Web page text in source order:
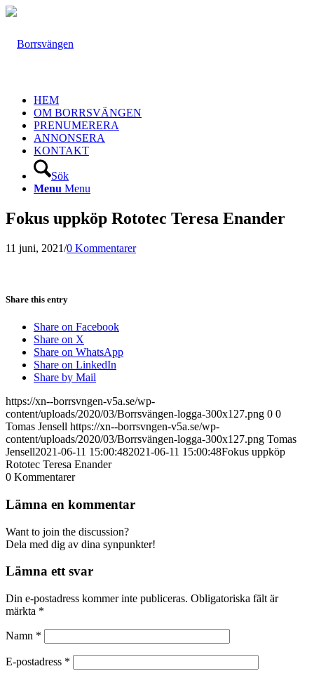
HEM
OM BORRSVÄNGEN
PRENUMERERA
ANNONSERA
KONTAKT
Sök
Menu Menu
Fokus uppköp Rototec Teresa Enander
11 juni, 2021/0 Kommentarer
Share this entry
Share on Facebook
Share on X
Share on WhatsApp
Share on LinkedIn
Share by Mail
https://xn--borrsvngen-v5a.se/wp-
content/uploads/2020/03/Borrsvängen-logga-300x127.png 0 0
Tomas Jensell https://xn--borrsvngen-v5a.se/wp-
content/uploads/2020/03/Borrsvängen-logga-300x127.png Tomas
Jensell2021-06-11 15:00:482021-06-11 15:00:48Fokus uppköp
Rototec Teresa Enander
0 Kommentarer
Lämna en kommentar
Want to join the discussion?
Dela med dig av dina synpunkter!
Lämna ett svar
Din e-postadress kommer inte publiceras. Obligatoriska fält är
märkta *
Namn *
E-postadress *